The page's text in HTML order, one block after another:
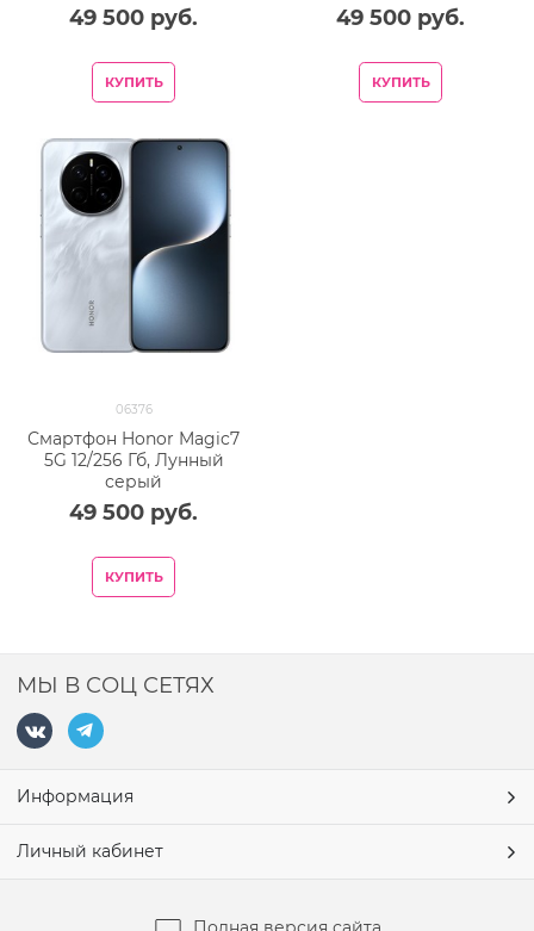
49 500 руб.
КУПИТЬ
49 500 руб.
КУПИТЬ
06376
Смартфон Honor Magic7
5G 12/256 Гб, Лунный
серый
49 500 руб.
КУПИТЬ
МЫ В СОЦ СЕТЯХ
Информация
Личный кабинет